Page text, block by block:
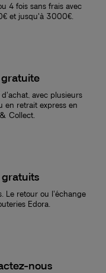
4 fois sans frais avec
et jusqu'à 3000€.
avec plusieurs
en retrait express en
Collect.
Le retour ou l’échange
Edora.
nous